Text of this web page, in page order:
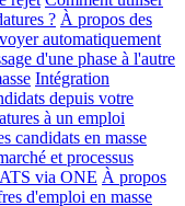
? À propos des
automatiquement
d'une phase à l'autre
Intégration
depuis votre
à un emploi
candidats en masse
et processus
via ONE À propos
d'emploi en masse